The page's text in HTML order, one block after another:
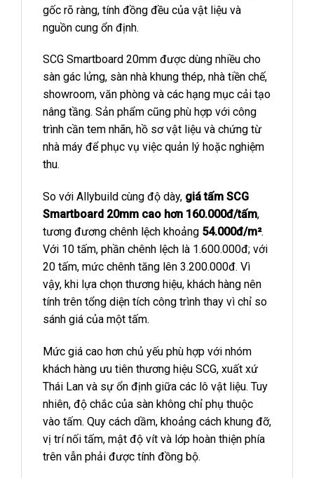
gốc rõ ràng, tính đồng đều của vật liệu và
nguồn cung ổn định.
SCG Smartboard 20mm được dùng nhiều cho
sàn gác lửng, sàn nhà khung thép, nhà tiền chế,
showroom, văn phòng và các hạng mục cải tạo
nâng tầng. Sản phẩm cũng phù hợp với công
trình cần tem nhãn, hồ sơ vật liệu và chứng từ
nhà máy để phục vụ việc quản lý hoặc nghiệm
thu.
So với Allybuild cùng độ dày, giá tấm SCG
Smartboard 20mm cao hơn 160.000đ/tấm,
tương đương chênh lệch khoảng 54.000đ/m².
Với 10 tấm, phần chênh lệch là 1.600.000đ; với
20 tấm, mức chênh tăng lên 3.200.000đ. Vì
vậy, khi lựa chọn thương hiệu, khách hàng nên
tính trên tổng diện tích công trình thay vì chỉ so
sánh giá của một tấm.
Mức giá cao hơn chủ yếu phù hợp với nhóm
khách hàng ưu tiên thương hiệu SCG, xuất xứ
Thái Lan và sự ổn định giữa các lô vật liệu. Tuy
nhiên, độ chắc của sàn không chỉ phụ thuộc
vào tấm. Quy cách dầm, khoảng cách khung đỡ,
vị trí nối tấm, mật độ vít và lớp hoàn thiện phía
trên vẫn phải được tính đồng bộ.